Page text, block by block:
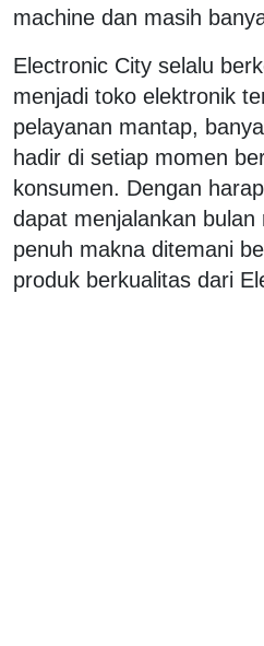
machine dan masih
Electronic City selalu
menjadi toko elektronik
pelayanan mantap,
hadir di setiap momen
konsumen. Dengan
dapat menjalankan bulan
penuh makna ditemani
produk berkualitas dari